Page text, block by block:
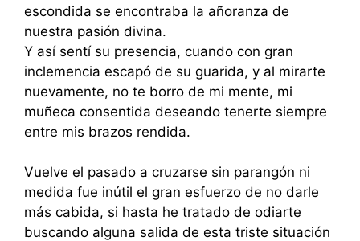
escondida se encontraba la añoranza de
nuestra pasión divina.
Y así sentí su presencia, cuando con gran
inclemencia escapó de su guarida, y al mirarte
nuevamente, no te borro de mi mente, mi
muñeca consentida deseando tenerte siempre
entre mis brazos rendida.
Vuelve el pasado a cruzarse sin parangón ni
medida fue inútil el gran esfuerzo de no darle
más cabida, si hasta he tratado de odiarte
buscando alguna salida de esta triste situación